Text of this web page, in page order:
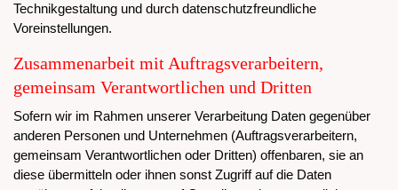
Technikgestaltung und durch datenschutzfreundliche
Voreinstellungen.
Zusammenarbeit mit Auftragsverarbeitern,
gemeinsam Verantwortlichen und Dritten
Sofern wir im Rahmen unserer Verarbeitung Daten gegenüber
anderen Personen und Unternehmen (Auftragsverarbeitern,
gemeinsam Verantwortlichen oder Dritten) offenbaren, sie an
diese übermitteln oder ihnen sonst Zugriff auf die Daten